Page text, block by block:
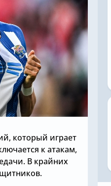
который играет
к атакам,
В крайних